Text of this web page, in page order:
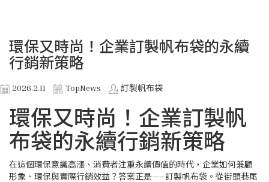
環保又時尚！企業訂製帆布袋的永續
行銷新策略
2026.2.11 TopNews 訂製帆布袋
環保又時尚！企業訂製帆
布袋的永續行銷新策略
在這個環保意識高漲、消費者注重永續價值的時代，企業如何兼顧
形象、環保與實際行銷效益？答案正是——訂製帆布袋。從街頭巷尾